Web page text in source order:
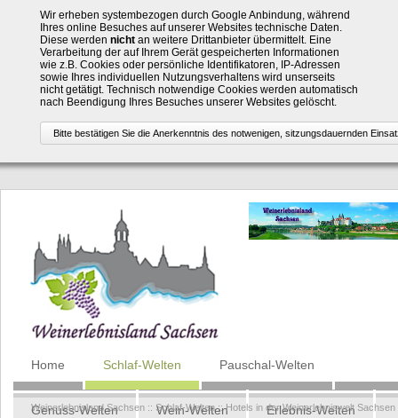
Wir erheben systembezogen durch Google Anbindung, während
Ihres online Besuches auf unserer Websites technische Daten.
Diese werden nichtan weitere Drittanbieter übermittelt. Eine
Verarbeitung der auf Ihrem Gerät gespeicherten Informationen
wie z.B. Cookies oder persönliche Identifikatoren, IP-Adressen
sowie Ihres individuellen Nutzungsverhaltens wird unserseits
nicht getätigt. Technisch notwendige Cookies werden automatisch
nach Beendigung Ihres Besuches unserer Websites gelöscht.
Navigation
überspringen
Home Schlaf-Welten Pauschal-Welten
Genuss-Welten Wein-Welten Erlebnis-Welten
Weinerlebnisland Sachsen :: Schlaf-Welten::Hotels in der Weinerlebniswelt Sachsen